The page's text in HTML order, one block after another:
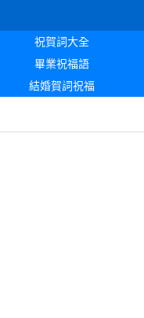
祝賀詞大全
畢業祝福語
結婚賀詞祝福